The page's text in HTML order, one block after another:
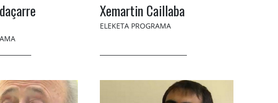
Xemartin Caillaba
ELEKETA PROGRAMA